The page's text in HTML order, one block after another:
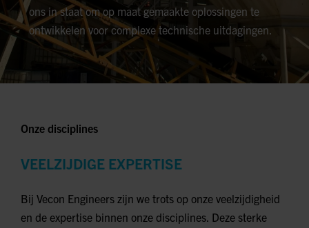
ons in staat om op maat gemaakte oplossingen te
ontwikkelen voor complexe technische uitdagingen.
Onze disciplines
VEELZIJDIGE EXPERTISE
Bij Vecon Engineers zijn we trots op onze veelzijdigheid
en de expertise binnen onze disciplines. Deze sterke